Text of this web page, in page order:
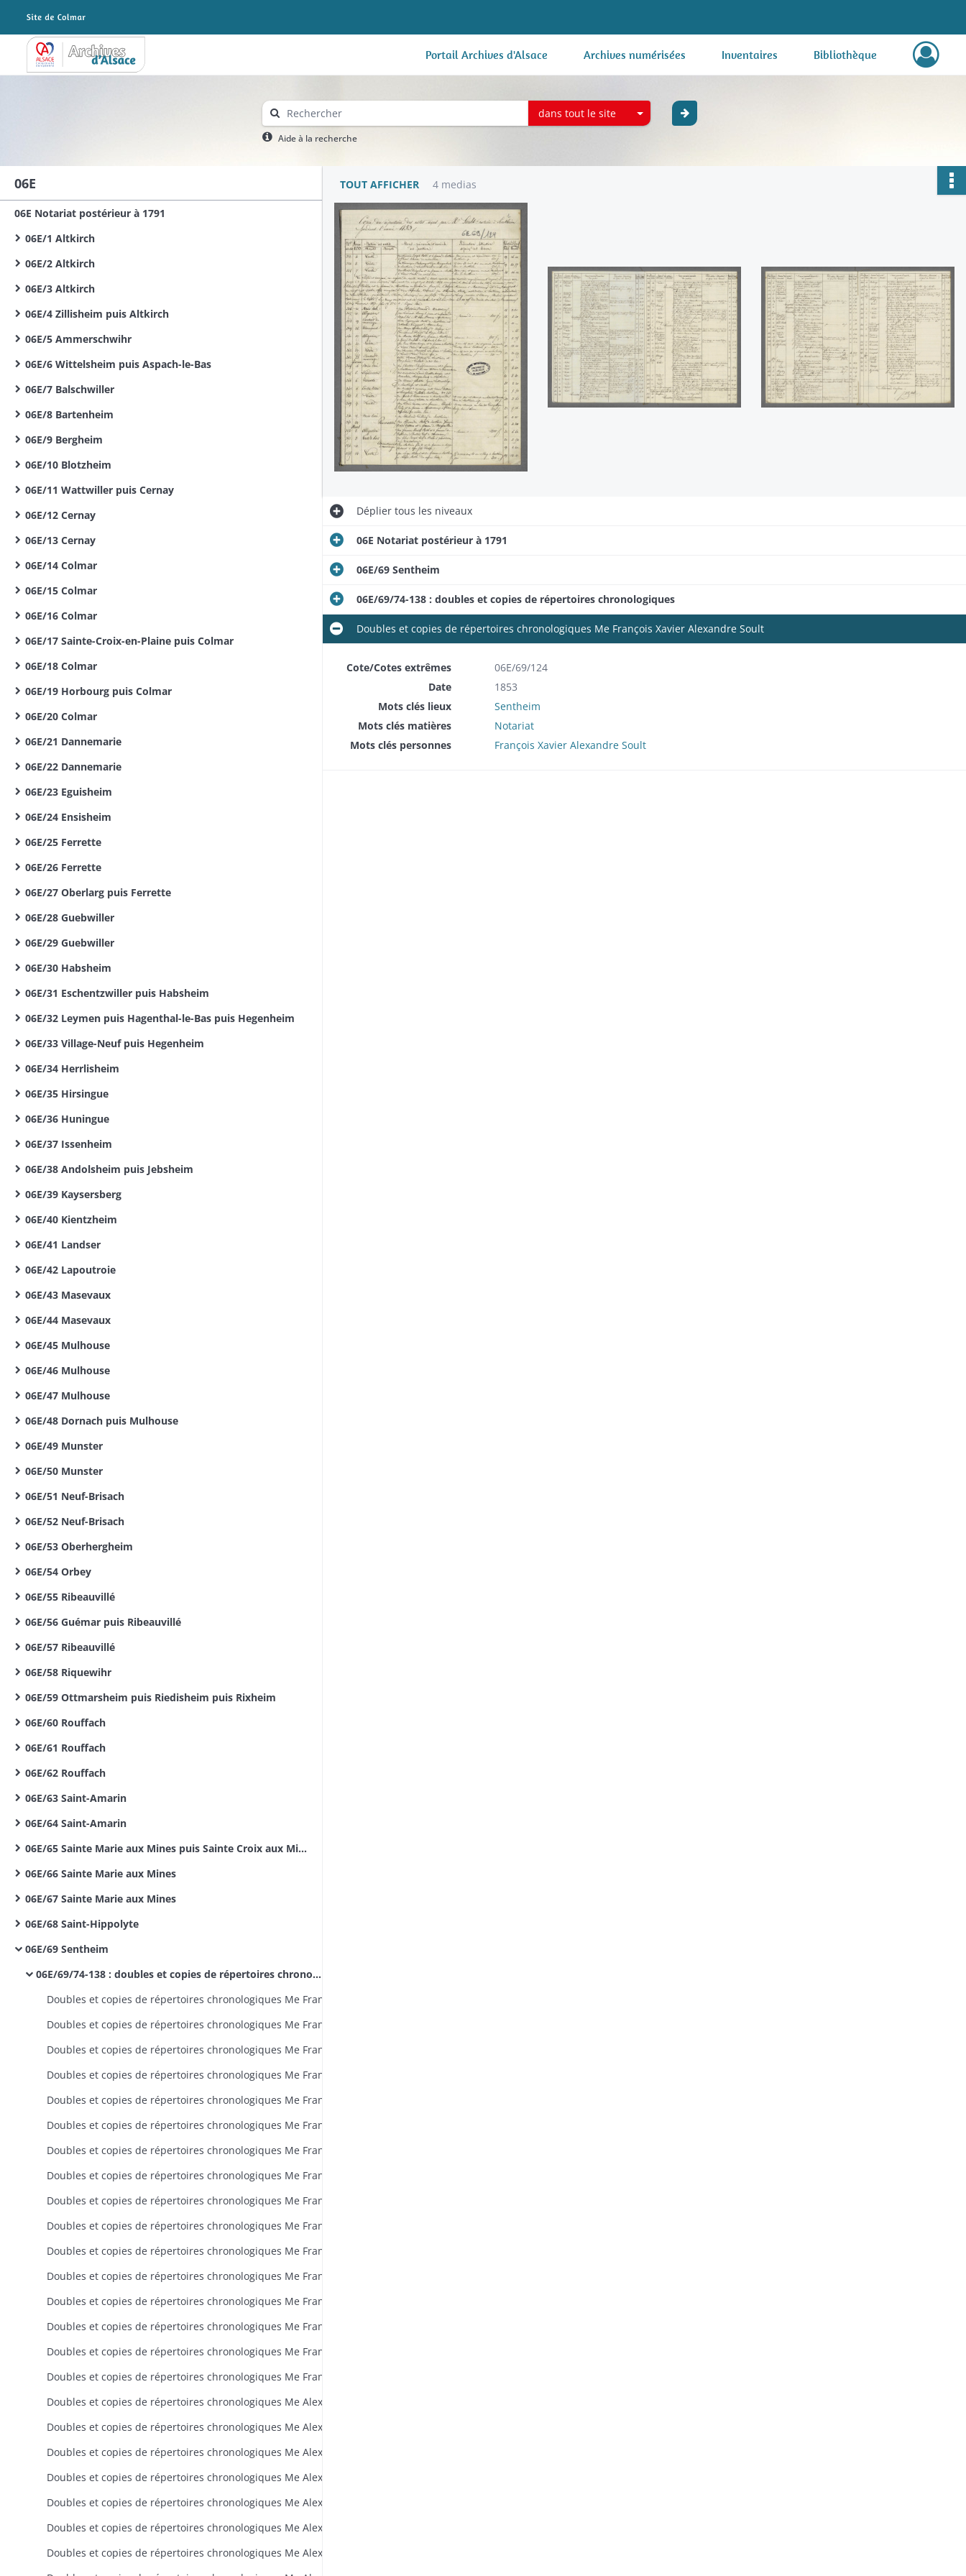
Archives Alsace - Colmar Portail Archives d'Alsace Archives numérisées Inventaires Bibliothèque
dans tout le site
Aide à la recherche
06E
06E Notariat postérieur à 1791
06E/1 Altkirch
06E/2 Altkirch
06E/3 Altkirch
06E/4 Zillisheim puis Altkirch
06E/5 Ammerschwihr
06E/6 Wittelsheim puis Aspach-le-Bas
06E/7 Balschwiller
06E/8 Bartenheim
06E/9 Bergheim
06E/10 Blotzheim
06E/11 Wattwiller puis Cernay
06E/12 Cernay
06E/13 Cernay
06E/14 Colmar
06E/15 Colmar
06E/16 Colmar
06E/17 Sainte-Croix-en-Plaine puis Colmar
06E/18 Colmar
06E/19 Horbourg puis Colmar
06E/20 Colmar
06E/21 Dannemarie
06E/22 Dannemarie
06E/23 Eguisheim
06E/24 Ensisheim
06E/25 Ferrette
06E/26 Ferrette
06E/27 Oberlarg puis Ferrette
06E/28 Guebwiller
06E/29 Guebwiller
06E/30 Habsheim
06E/31 Eschentzwiller puis Habsheim
06E/32 Leymen puis Hagenthal-le-Bas puis Hegenheim
06E/33 Village-Neuf puis Hegenheim
06E/34 Herrlisheim
06E/35 Hirsingue
06E/36 Huningue
06E/37 Issenheim
06E/38 Andolsheim puis Jebsheim
06E/39 Kaysersberg
06E/40 Kientzheim
06E/41 Landser
06E/42 Lapoutroie
06E/43 Masevaux
06E/44 Masevaux
06E/45 Mulhouse
06E/46 Mulhouse
06E/47 Mulhouse
06E/48 Dornach puis Mulhouse
06E/49 Munster
06E/50 Munster
06E/51 Neuf-Brisach
06E/52 Neuf-Brisach
06E/53 Oberhergheim
06E/54 Orbey
06E/55 Ribeauvillé
06E/56 Guémar puis Ribeauvillé
06E/57 Ribeauvillé
06E/58 Riquewihr
06E/59 Ottmarsheim puis Riedisheim puis Rixheim
06E/60 Rouffach
06E/61 Rouffach
06E/62 Rouffach
06E/63 Saint-Amarin
06E/64 Saint-Amarin
06E/65 Sainte Marie aux Mines puis Sainte Croix aux Mines
06E/66 Sainte Marie aux Mines
06E/67 Sainte Marie aux Mines
06E/68 Saint-Hippolyte
06E/69 Sentheim
06E/69/74-138 : doubles et copies de répertoires chronologiques
TOUT AFFICHER 4 medias
Dépliertous les niveaux
06E Notariat postérieur à 1791
06E/69 Sentheim
06E/69/74-138 : doubles et copies de répertoires chronologiques
Doubles et copies de répertoires chronologiques Me François Xavier Alexandre Soult
Cote/Cotes extrêmes
06E/69/124
Date
1853
Mots clés lieux
Sentheim
Mots clés matières
Notariat
Mots clés personnes
François Xavier Alexandre Soult